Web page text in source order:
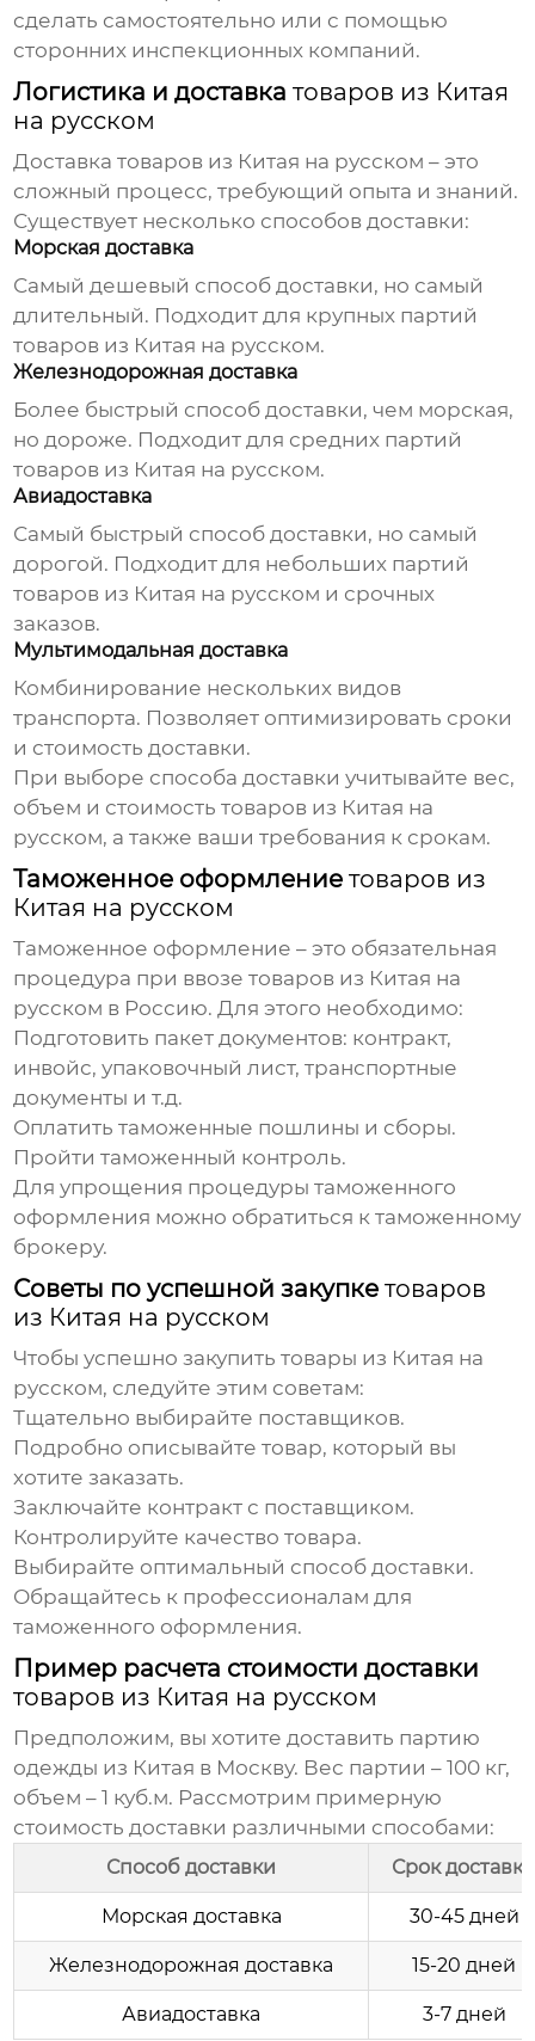
сделать самостоятельно или с помощью
сторонних инспекционных компаний.
Логистика и доставкатоваров из Китая
на русском
Доставкатоваров из Китая на русском – это
сложный процесс, требующий опыта и знаний.
Существует несколько способов доставки:
Морская доставка
Самый дешевый способ доставки, но самый
длительный. Подходит для крупных партий
товаров из Китая на русском.
Железнодорожная доставка
Более быстрый способ доставки, чем морская,
но дороже. Подходит для средних партий
товаров из Китая на русском.
Авиадоставка
Самый быстрый способ доставки, но самый
дорогой. Подходит для небольших партий
товаров из Китая на русском и срочных
заказов.
Мультимодальная доставка
Комбинирование нескольких видов
транспорта. Позволяет оптимизировать сроки
и стоимость доставки.
При выборе способа доставки учитывайте вес,
объем и стоимостьтоваров из Китая на
русском, а также ваши требования к срокам.
Таможенное оформлениетоваров из
Китая на русском
Таможенное оформление – это обязательная
процедура при ввозетоваров из Китая на
русском в Россию. Для этого необходимо:
Подготовить пакет документов: контракт,
инвойс, упаковочный лист, транспортные
документы и т.д.
Оплатить таможенные пошлины и сборы.
Пройти таможенный контроль.
Для упрощения процедуры таможенного
оформления можно обратиться к таможенному
брокеру.
Советы по успешной закупкетоваров
из Китая на русском
Чтобы успешно закупитьтовары из Китая на
русском, следуйте этим советам:
Тщательно выбирайте поставщиков.
Подробно описывайте товар, который вы
хотите заказать.
Заключайте контракт с поставщиком.
Контролируйте качество товара.
Выбирайте оптимальный способ доставки.
Обращайтесь к профессионалам для
таможенного оформления.
Пример расчета стоимости доставки
товаров из Китая на русском
Предположим, вы хотите доставить партию
одежды из Китая в Москву. Вес партии – 100 кг,
объем – 1 куб.м. Рассмотрим примерную
стоимость доставки различными способами:
Способ доставки Срок
Морская доставка 30-45 дней
Железнодорожная доставка 15-20 дней
Авиадоставка 3-7 дней